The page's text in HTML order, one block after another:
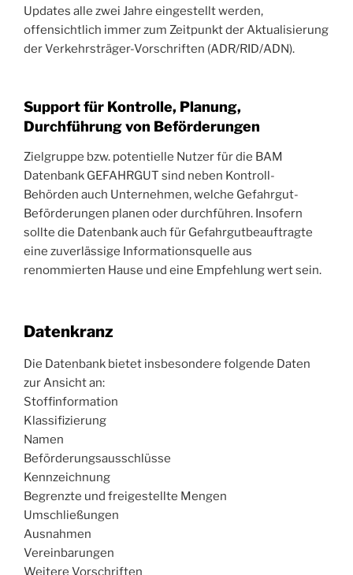
Updates alle zwei Jahre eingestellt werden,
offensichtlich immer zum Zeitpunkt der Aktualisierung
der Verkehrsträger-Vorschriften (ADR/RID/ADN).
Support für Kontrolle, Planung,
Durchführung von Beförderungen
Zielgruppe bzw. potentielle Nutzer für die BAM
Datenbank GEFAHRGUT sind neben Kontroll-
Behörden auch Unternehmen, welche Gefahrgut-
Beförderungen planen oder durchführen. Insofern
sollte die Datenbank auch für Gefahrgutbeauftragte
eine zuverlässige Informationsquelle aus
renommierten Hause und eine Empfehlung wert sein.
Datenkranz
Die Datenbank bietet insbesondere folgende Daten
zur Ansicht an:
Stoffinformation
Klassifizierung
Namen
Beförderungsausschlüsse
Kennzeichnung
Begrenzte und freigestellte Mengen
Umschließungen
Ausnahmen
Vereinbarungen
Weitere Vorschriften